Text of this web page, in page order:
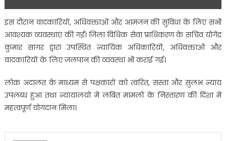
इस दौरान वादकारियों, अधिवक्ताओं और आमजन की सुविधा के लिए सभी
आवश्यक व्यवस्थाएं की गईं। जिला विधिक सेवा प्राधिकरण के सचिव योगेंद्र
कुमार सागर द्वारा उपस्थित न्यायिक अधिकारियों, अधिवक्ताओं और
वादकारियों के लिए जलपान की व्यवस्था भी कराई गई।
लोक अदालत के माध्यम से पक्षकारों को त्वरित, सस्ता और सुलभ न्याय
उपलब्ध हुआ तथा न्यायालयों में लंबित मामलों के निस्तारण की दिशा में
महत्वपूर्ण योगदान मिला।